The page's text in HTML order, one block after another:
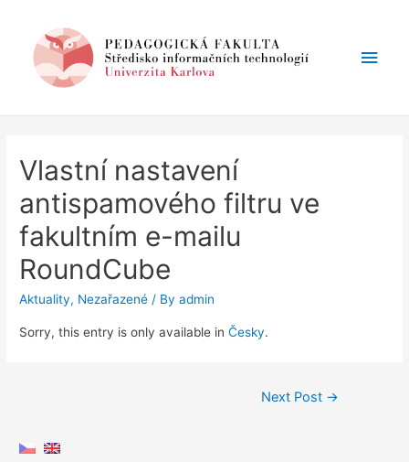
Main
Vlastní nastavení
antispamového filtru ve
fakultním e-mailu
RoundCube
Aktuality, Nezařazené / Byadmin
Sorry, this entry is only available inČesky.
Next Post →